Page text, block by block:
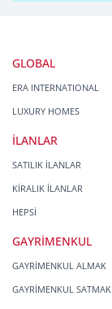
GLOBAL
ERA INTERNATIONAL
LUXURY HOMES
İLANLAR
SATILIK İLANLAR
KİRALIK İLANLAR
HEPSİ
GAYRİMENKUL
GAYRİMENKUL ALMAK
GAYRİMENKUL SATMAK